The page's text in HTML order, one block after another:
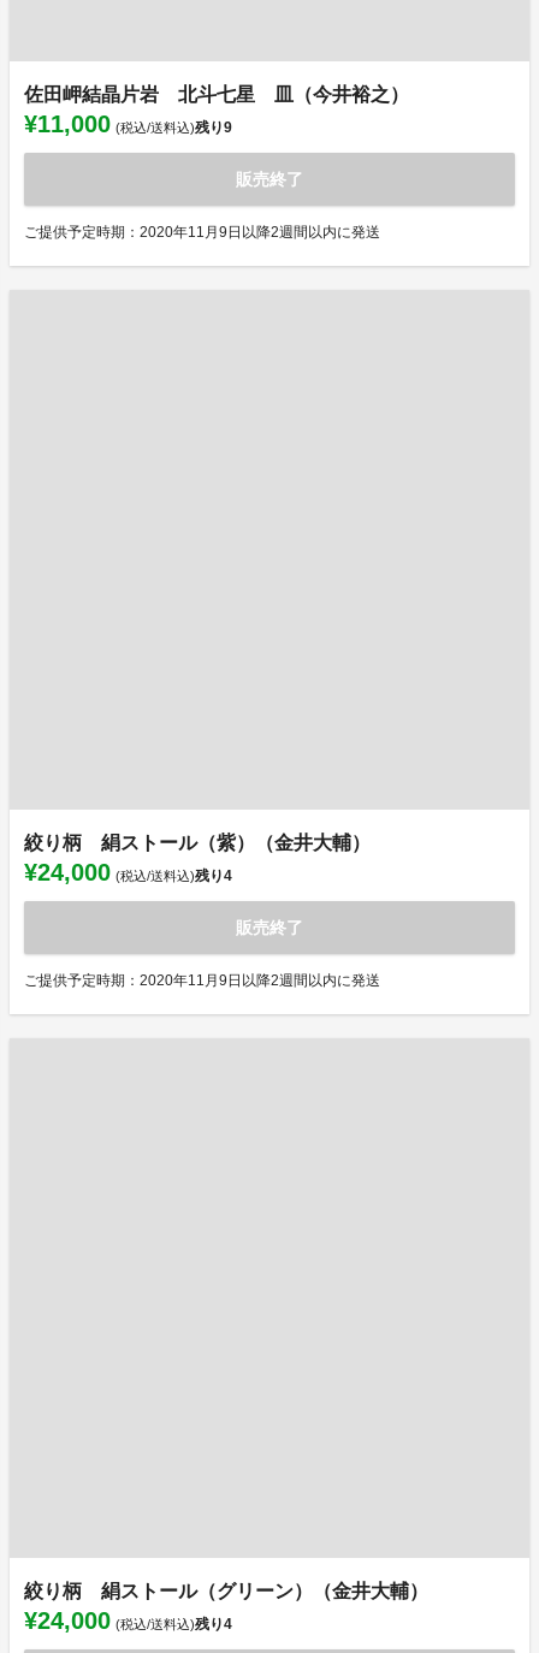
佐田岬結晶片岩 北斗七星 皿（今井裕之）
¥11,000 (税込/送料込)残り9
販売終了
ご提供予定時期：2020年11月9日以降2週間以内に発送
絞り柄 絹ストール（紫）（金井大輔）
¥24,000 (税込/送料込)残り4
販売終了
ご提供予定時期：2020年11月9日以降2週間以内に発送
絞り柄 絹ストール（グリーン）（金井大輔）
¥24,000 (税込/送料込)残り4